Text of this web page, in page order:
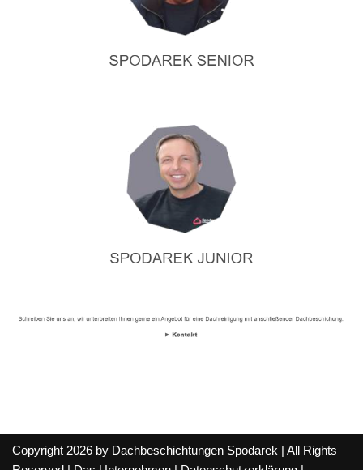
Copyright 2026 by Dachbeschichtungen Spodarek | All Rights